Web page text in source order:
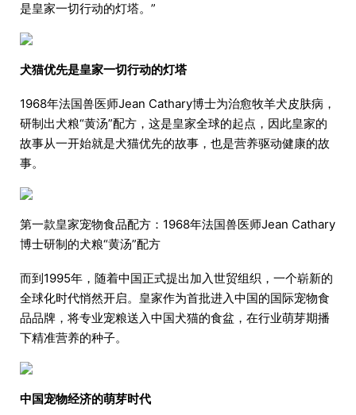
是皇家一切行动的灯塔。”
犬猫优先是皇家一切行动的灯塔
1968年法国兽医师Jean Cathary博士为治愈牧羊犬皮肤病，
研制出犬粮“黄汤”配方，这是皇家全球的起点，因此皇家的
故事从一开始就是犬猫优先的故事，也是营养驱动健康的故
事。
第一款皇家宠物食品配方：1968年法国兽医师Jean Cathary
博士研制的犬粮“黄汤”配方
而到1995年，随着中国正式提出加入世贸组织，一个崭新的
全球化时代悄然开启。皇家作为首批进入中国的国际宠物食
品品牌，将专业宠粮送入中国犬猫的食盆，在行业萌芽期播
下精准营养的种子。
中国宠物经济的萌芽时代